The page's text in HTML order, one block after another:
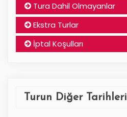
Tura Dahil Olmayanlar
Ekstra Turlar
İptal Koşulları
Turun Diğer Tarihleri